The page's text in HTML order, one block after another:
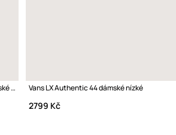
Vans LX Classic Slip-On 98 tenisky dámské nízké Vans LX Authentic 44 dámské nízké
2799 Kč